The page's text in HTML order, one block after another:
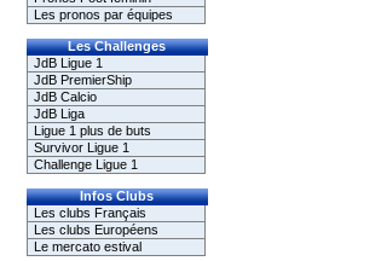
Les pronos par équipes
Les Challenges
JdB Ligue 1
JdB PremierShip
JdB Calcio
JdB Liga
Ligue 1 plus de buts
Survivor Ligue 1
Challenge Ligue 1
Infos Clubs
Les clubs Français
Les clubs Européens
Le mercato estival